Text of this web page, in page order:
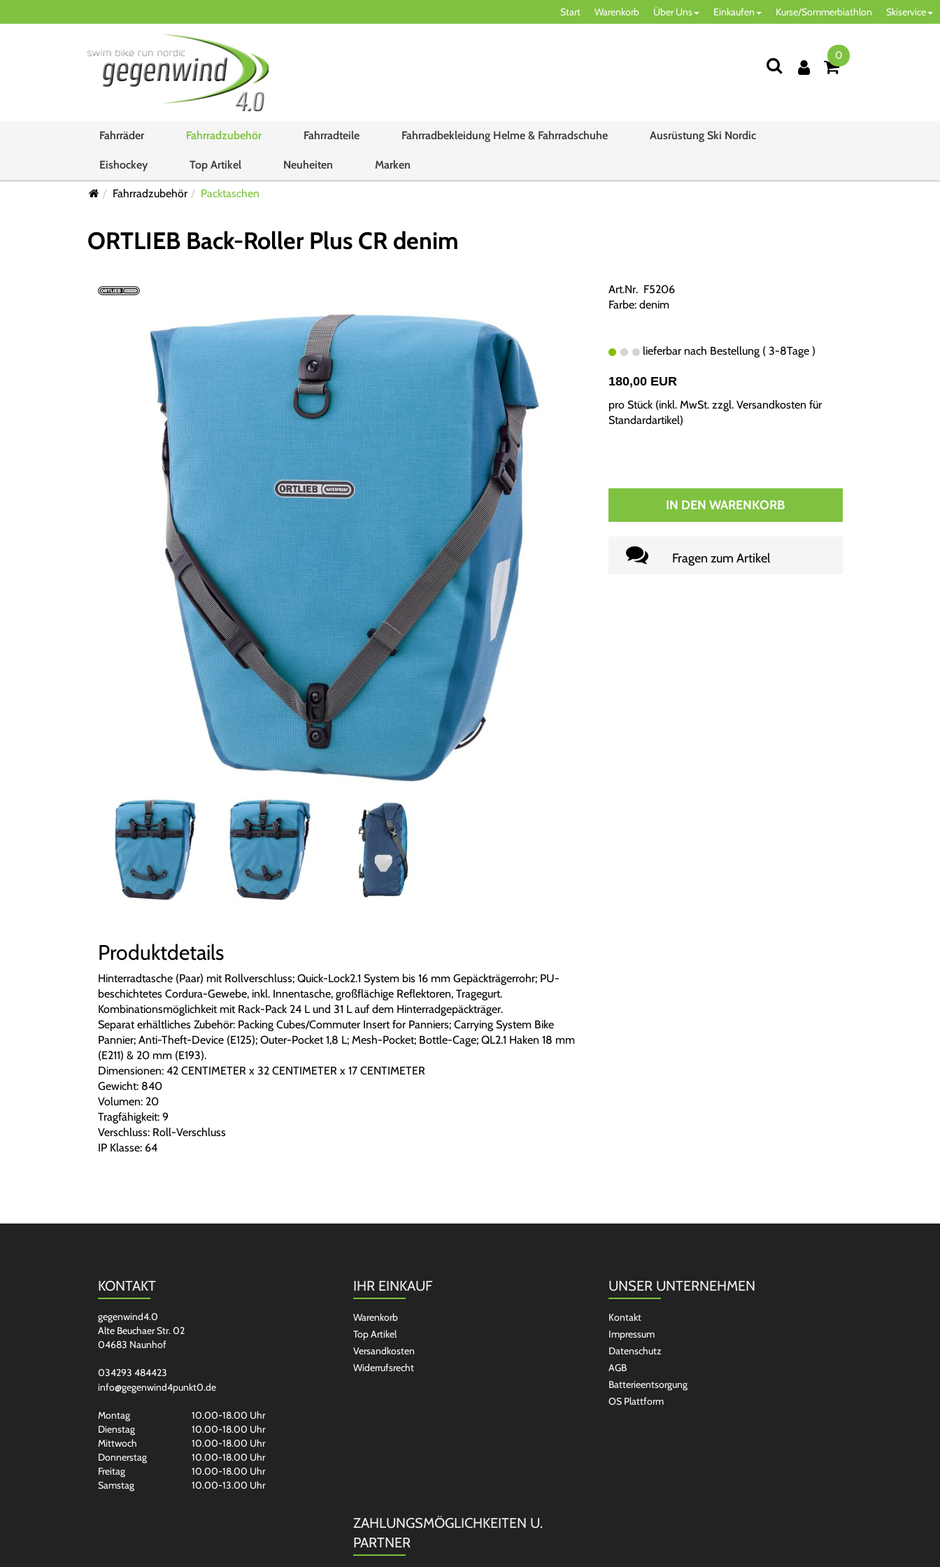
Start Warenkorb Über Uns Einkaufen Kurse/Sommerbiathlon Skiservice
0
Fahrräder Fahrradzubehör Fahrradteile Fahrradbekleidung Helme & Fahrradschuhe Ausrüstung Ski Nordic
Eishockey Top Artikel Neuheiten Marken
Fahrradzubehör Packtaschen
ORTLIEB Back-Roller Plus CR denim
Produktdetails
Hinterradtasche (Paar) mit Rollverschluss; Quick-Lock2.1 System bis 16 mm Gepäckträgerrohr; PU-
beschichtetes Cordura-Gewebe, inkl. Innentasche, großflächige Reflektoren, Tragegurt.
Kombinationsmöglichkeit mit Rack-Pack 24 L und 31 L auf dem Hinterradgepäckträger.
Separat erhältliches Zubehör: Packing Cubes/Commuter Insert for Panniers; Carrying System Bike
Pannier; Anti-Theft-Device (E125); Outer-Pocket 1,8 L; Mesh-Pocket; Bottle-Cage; QL2.1 Haken 18 mm
(E211) & 20 mm (E193).
Dimensionen: 42 CENTIMETER x 32 CENTIMETER x 17 CENTIMETER
Gewicht: 840
Volumen: 20
Tragfähigkeit: 9
Verschluss: Roll-Verschluss
IP Klasse: 64
Art.Nr. F5206
Farbe: denim
lieferbar nach Bestellung ( 3-8Tage )
180,00 EUR
pro Stück (inkl. MwSt. zzgl. Versandkosten für
Standardartikel)
IN DEN WARENKORB
Fragen zum Artikel
KONTAKT
gegenwind4.0
Alte Beuchaer Str. 02
04683 Naunhof
034293 484423
info@gegenwind4punkt0.de
Montag
10.00-18.00 Uhr
Dienstag
10.00-18.00 Uhr
Mittwoch
10.00-18.00 Uhr
Donnerstag
10.00-18.00 Uhr
Freitag
10.00-18.00 Uhr
Samstag
10.00-13.00 Uhr
IHR EINKAUF
Warenkorb
Top Artikel
Versandkosten
Widerrufsrecht
UNSER UNTERNEHMEN
Kontakt
Impressum
Datenschutz
AGB
Batterieentsorgung
OS Plattform
ZAHLUNGSMÖGLICHKEITEN U.
PARTNER